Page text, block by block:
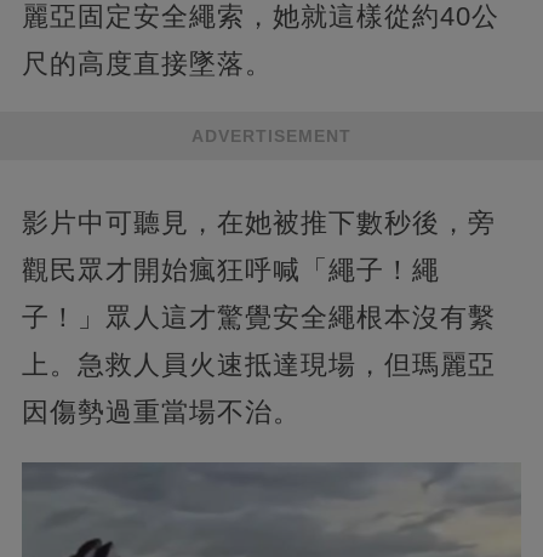
麗亞固定安全繩索，她就這樣從約40公
尺的高度直接墜落。
ADVERTISEMENT
影片中可聽見，在她被推下數秒後，旁
觀民眾才開始瘋狂呼喊「繩子！繩
子！」眾人這才驚覺安全繩根本沒有繫
上。急救人員火速抵達現場，但瑪麗亞
因傷勢過重當場不治。